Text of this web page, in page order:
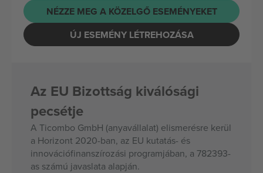
NÉZZE MEG A KÖZELGŐ ESEMÉNYEKET
ÚJ ESEMÉNY LÉTREHOZÁSA
Az EU Bizottság kiválósági
pecsétje
A Ticombo GmbH (anyavállalat) elismerésre kerül
a Horizont 2020-ban, az EU kutatás- és
innovációfinanszírozási programjában, a 782393-
as számú javaslata alapján.